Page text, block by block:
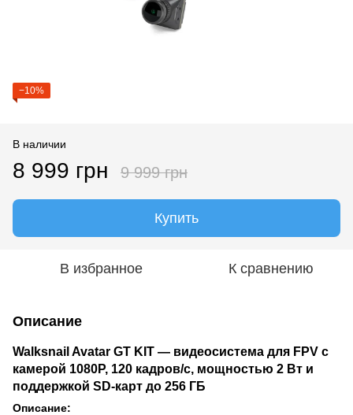
−10%
В наличии
8 999 грн 9 999 грн
Купить
В избранное К сравнению
Описание
Walksnail Avatar GT KIT — видеосистема для FPV с
камерой 1080P, 120 кадров/с, мощностью 2 Вт и
поддержкой SD-карт до 256 ГБ
Описание: